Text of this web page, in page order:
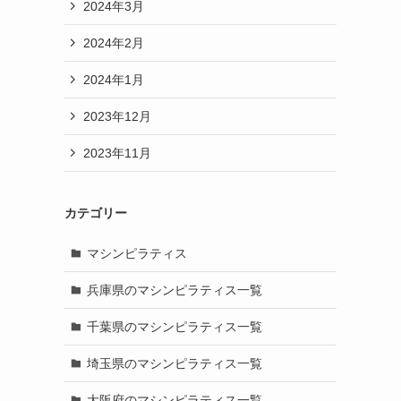
2024年3月
2024年2月
2024年1月
2023年12月
2023年11月
カテゴリー
マシンピラティス
兵庫県のマシンピラティス一覧
千葉県のマシンピラティス一覧
埼玉県のマシンピラティス一覧